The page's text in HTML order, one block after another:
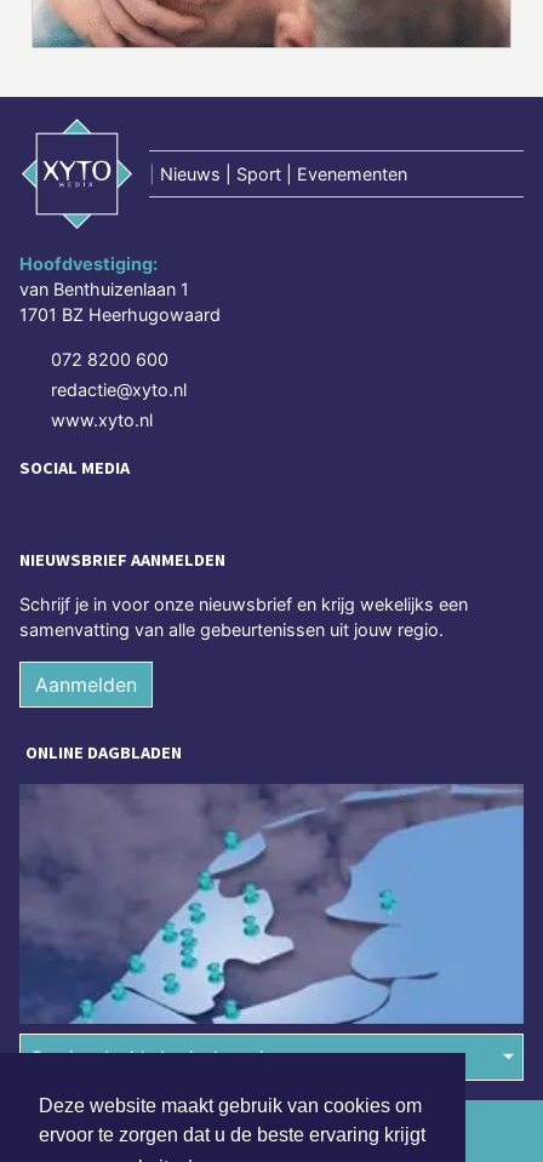
Deze website maakt gebruik van cookies om
ervoor te zorgen dat u de beste ervaring krijgt
Nieuws | Sport | Evenementen
Hoofdvestiging:
van Benthuizenlaan 1
1701 BZ Heerhugowaard
072 8200 600
redactie@xyto.nl
www.xyto.nl
SOCIAL MEDIA
NIEUWSBRIEF AANMELDEN
Schrijf je in voor onze nieuwsbrief en krijg wekelijks een
samenvatting van alle gebeurtenissen uit jouw regio.
Aanmelden
ONLINE DAGBLADEN
Overige dagbladen in de regio
Algemene voorwaarden